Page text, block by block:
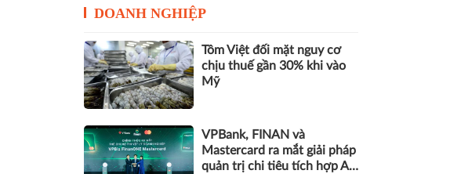
DOANH NGHIỆP
Tôm Việt đối mặt nguy cơ
chịu thuế gần 30% khi vào
Mỹ
VPBank, FINAN và
Mastercard ra mắt giải pháp
quản trị chi tiêu tích hợp AI